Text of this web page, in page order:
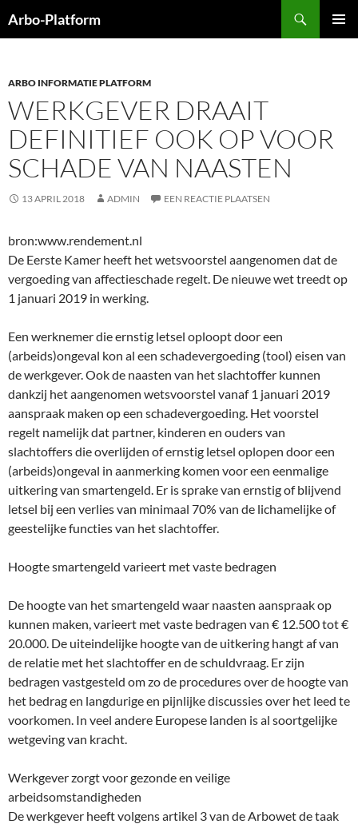
naar
Arbo-Platform
ARBO INFORMATIE PLATFORM
WERKGEVER DRAAIT
DEFINITIEF OOK OP VOOR
SCHADE VAN NAASTEN
13 APRIL 2018 ADMIN EEN REACTIE PLAATSEN
bron:www.rendement.nl
De Eerste Kamer heeft het wetsvoorstel aangenomen dat de
vergoeding van affectieschade regelt. De nieuwe wet treedt op
1 januari 2019 in werking.
Een werknemer die ernstig letsel oploopt door een
(arbeids)ongeval kon al een schadevergoeding (tool) eisen van
de werkgever. Ook de naasten van het slachtoffer kunnen
dankzij het aangenomen wetsvoorstel vanaf 1 januari 2019
aanspraak maken op een schadevergoeding. Het voorstel
regelt namelijk dat partner, kinderen en ouders van
slachtoffers die overlijden of ernstig letsel oplopen door een
(arbeids)ongeval in aanmerking komen voor een eenmalige
uitkering van smartengeld. Er is sprake van ernstig of blijvend
letsel bij een verlies van minimaal 70% van de lichamelijke of
geestelijke functies van het slachtoffer.
Hoogte smartengeld varieert met vaste bedragen
De hoogte van het smartengeld waar naasten aanspraak op
kunnen maken, varieert met vaste bedragen van € 12.500 tot €
20.000. De uiteindelijke hoogte van de uitkering hangt af van
de relatie met het slachtoffer en de schuldvraag. Er zijn
bedragen vastgesteld om zo de procedures over de hoogte van
het bedrag en langdurige en pijnlijke discussies over het leed te
voorkomen. In veel andere Europese landen is al soortgelijke
wetgeving van kracht.
Werkgever zorgt voor gezonde en veilige
arbeidsomstandigheden
De werkgever heeft volgens artikel 3 van de Arbowet de taak